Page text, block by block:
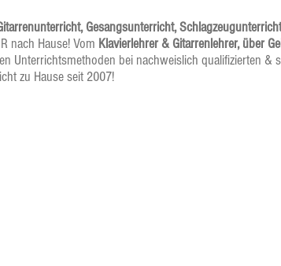
Gesangsunterricht,
nach Hause! Vom Klavierlehrer & Gitarrenlehrer, über
Unterrichtsmethoden bei nachweislich qualifizierten &
zu Hause seit 2007!